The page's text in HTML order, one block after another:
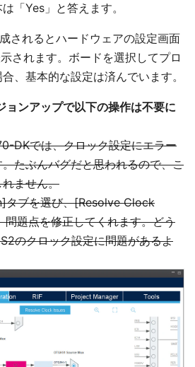
「Yes」と答えます。
されるとハードウェアの設定画面
されます。ボードを選択してプロ
、基本的な設定は済んでいます。
ンアップで以下の操作は不要に
DKでは、クロック設定にエラー
たぶんバグだと思われるので、こ
ません。
ブを選び、[Resolve Clock
問題点を修正してくれます。どう
のクロック設定に問題があるよ